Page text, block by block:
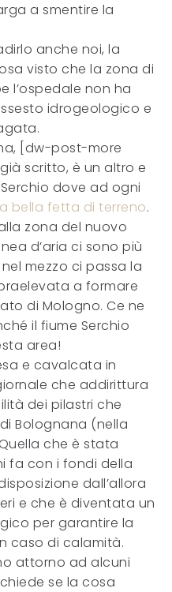
a smentire la
anche noi, la
visto che la zona di
l’ospedale non ha
idrogeologico e
[dw-post-more
scritto, è un altro e
dove ad ogni
bella fetta di terreno.
zona del nuovo
d’aria ci sono più
mezzo ci passa la
a formare
di Mologno. Ce ne
il fiume Serchio
area!
e cavalcata in
che addirittura
dei pilastri che
Bolognana (nella
che è stata
fa con i fondi della
dall’allora
e che è diventata un
per garantire la
caso di calamità.
attorno ad alcuni
se la cosa